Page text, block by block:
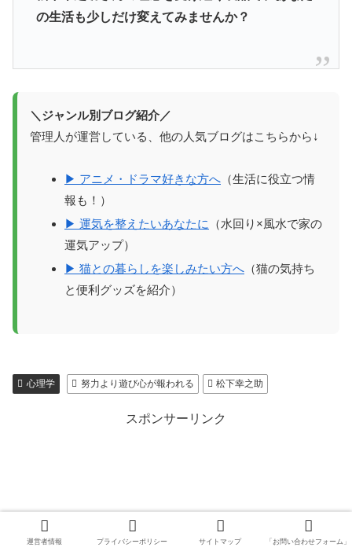
の生活も少しだけ変えてみませんか？
＼ジャンル別ブログ紹介／
管理人が運営している、他の人気ブログはこちらから↓
▶ アニメ・ドラマ好きな方へ （生活に役立つ情
報も！）
▶ 運気を整えたいあなたに
（水回り×風水で家の
運気アップ）
▶ 猫との暮らしを楽しみたい方へ （猫の気持ち
と便利グッズを紹介）
心理学 努力より遊び心が報われる 松下幸之助
スポンサーリンク
運営者情報 プライバシーポリシー サイトマップ 「お問い合わせフォーム」